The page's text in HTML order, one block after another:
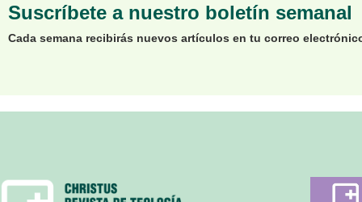
Suscríbete a nuestro boletín semanal
Cada semana recibirás nuevos artículos en tu correo